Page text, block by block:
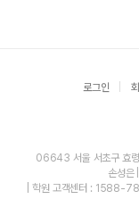
로그인
06643 서울 서초구 효
손성
| 학원 고객센터 : 1588-